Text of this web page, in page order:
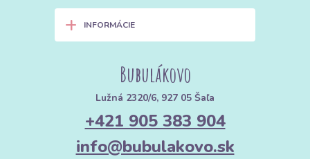
+ INFORMÁCIE
Bubulákovo
Lužná 2320/6, 927 05 Šaľa
+421 905 383 904
info@bubulakovo.sk